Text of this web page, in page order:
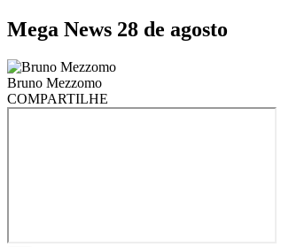
Mega News 28 de agosto
Bruno Mezzomo
COMPARTILHE